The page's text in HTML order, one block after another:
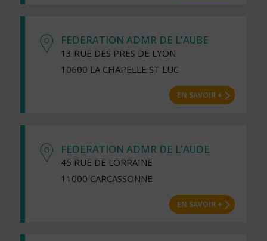
FEDERATION ADMR DE L'AUBE
13 RUE DES PRES DE LYON
10600 LA CHAPELLE ST LUC
EN SAVOIR +
FEDERATION ADMR DE L'AUDE
45 RUE DE LORRAINE
11000 CARCASSONNE
EN SAVOIR +